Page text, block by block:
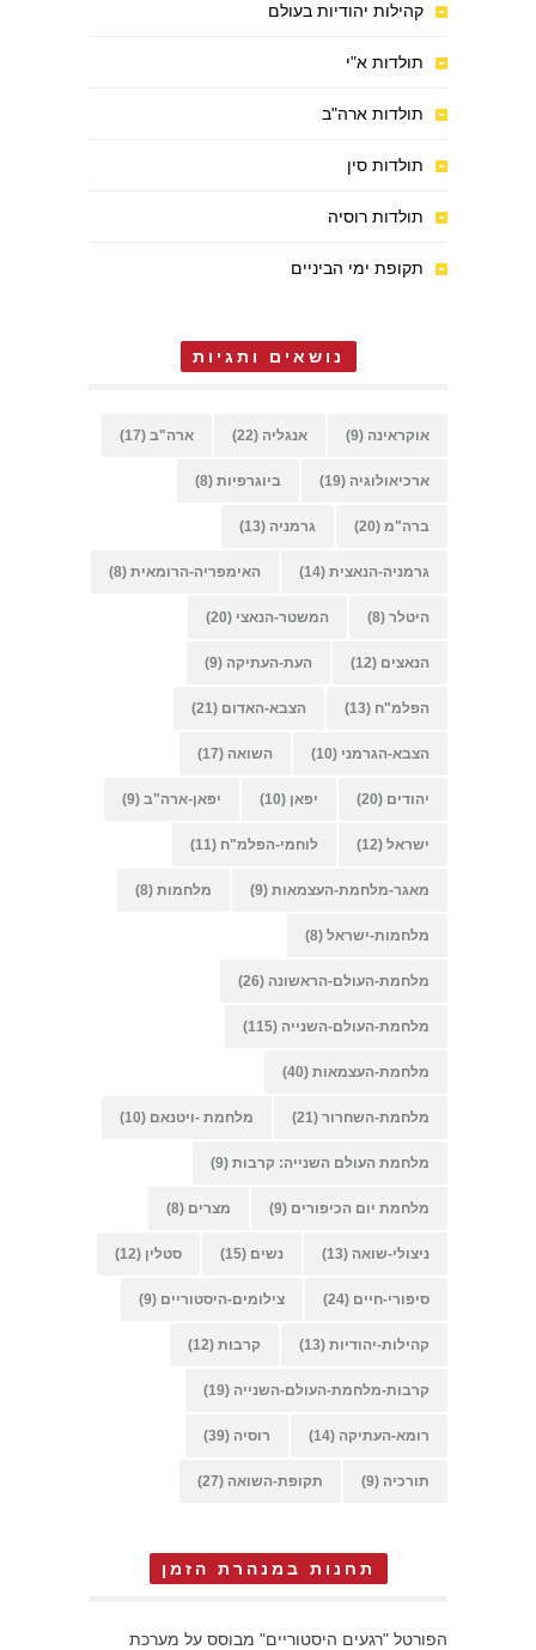
קהילות יהודיות בעולם
תולדות א"י
תולדות ארה"ב
תולדות סין
תולדות רוסיה
תקופת ימי הביניים
נושאים ותגיות
אוקראינה (9) אנגליה (22) ארה"ב (17)
ארכיאולוגיה (19) ביוגרפיות (8)
ברה"מ (20) גרמניה (13)
גרמניה-הנאצית (14) האימפריה-הרומאית (8)
היטלר (8) המשטר-הנאצי (20)
הנאצים (12) העת-העתיקה (9)
הפלמ"ח (13) הצבא-האדום (21)
הצבא-הגרמני (10) השואה (17)
יהודים (20) יפאן (10) יפאן-ארה"ב (9)
ישראל (12) לוחמי-הפלמ"ח (11)
מאגר-מלחמת-העצמאות (9) מלחמות (8)
מלחמות-ישראל (8)
מלחמת-העולם-הראשונה (26)
מלחמת-העולם-השנייה (115)
מלחמת-העצמאות (40)
מלחמת-השחרור (21) מלחמת -ויטנאם (10)
מלחמת העולם השנייה: קרבות (9)
מלחמת יום הכיפורים (9) מצרים (8)
ניצולי-שואה (13) נשים (15) סטלין (12)
סיפורי-חיים (24) צילומים-היסטוריים (9)
קהילות-יהודיות (13) קרבות (12)
קרבות-מלחמת-העולם-השנייה (19)
רומא-העתיקה (14) רוסיה (39)
תורכיה (9) תקופת-השואה (27)
תחנות במנהרת הזמן
הפורטל "רגעים היסטוריים" מבוסס על מערכת